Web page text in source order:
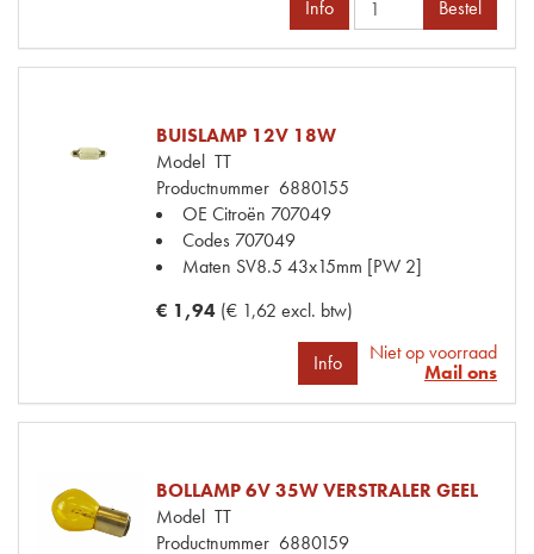
Info Bestel
BUISLAMP 12V 18W
Model TT
Productnummer 6880155
OE Citroën 707049
Codes 707049
Maten SV8.5 43x15mm [PW 2]
€ 1,94 (€ 1,62 excl. btw)
Info
Niet op voorraad
Mail ons
BOLLAMP 6V 35W VERSTRALER GEEL
Model TT
Productnummer 6880159